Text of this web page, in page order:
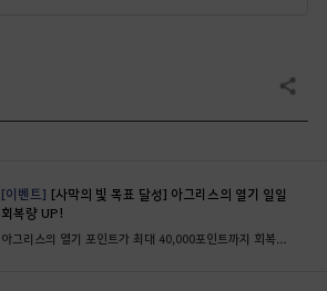
공유하기
[이벤트] [사막의 빛 목표 달성] 아그리스의 열기 일일
회복량 UP!